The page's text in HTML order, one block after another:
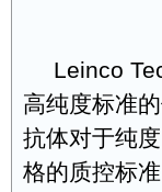
Leinco
高纯度标准
抗体对于纯
格的质控标